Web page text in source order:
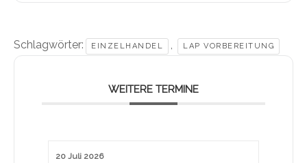
Schlagwörter: EINZELHANDEL , LAP VORBEREITUNG
WEITERE TERMINE
20 Juli 2026